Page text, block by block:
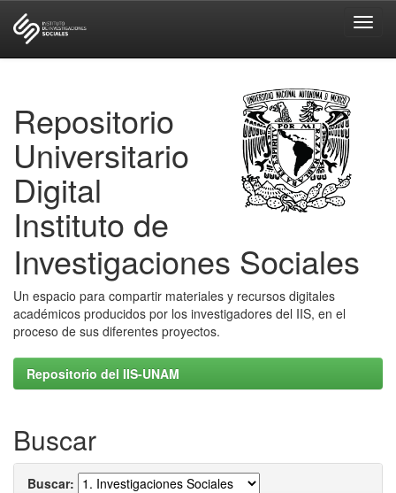
Repositorio
Universitario
Digital
Instituto de
Investigaciones Sociales
Un espacio para compartir materiales y recursos digitales
académicos producidos por los investigadores del IIS, en el
proceso de sus diferentes proyectos.
Repositorio del IIS-UNAM
Buscar
Buscar: